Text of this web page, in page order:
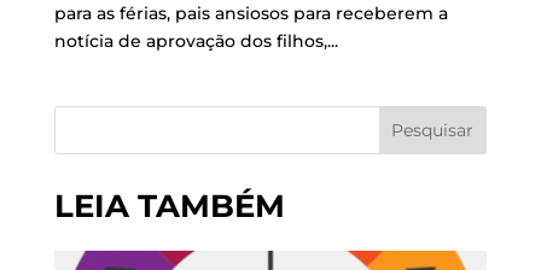
para as férias, pais ansiosos para receberem a
notícia de aprovação dos filhos,...
Pesquisar
LEIA TAMBÉM